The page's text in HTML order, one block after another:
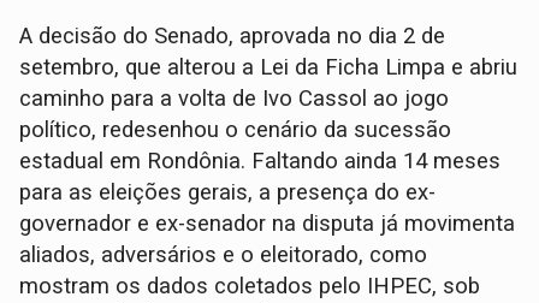
A decisão do Senado, aprovada no dia 2 de
setembro, que alterou a Lei da Ficha Limpa e abriu
caminho para a volta de Ivo Cassol ao jogo
político, redesenhou o cenário da sucessão
estadual em Rondônia. Faltando ainda 14 meses
para as eleições gerais, a presença do ex-
governador e ex-senador na disputa já movimenta
aliados, adversários e o eleitorado, como
mostram os dados coletados pelo IHPEC, sob